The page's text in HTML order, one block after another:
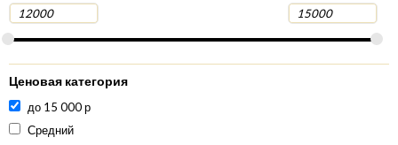
Ценовая категория
до 15 000 р
Средний